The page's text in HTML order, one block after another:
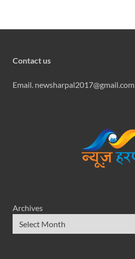
Contact us
Email. newsharpal2017@gmail.com
Archives